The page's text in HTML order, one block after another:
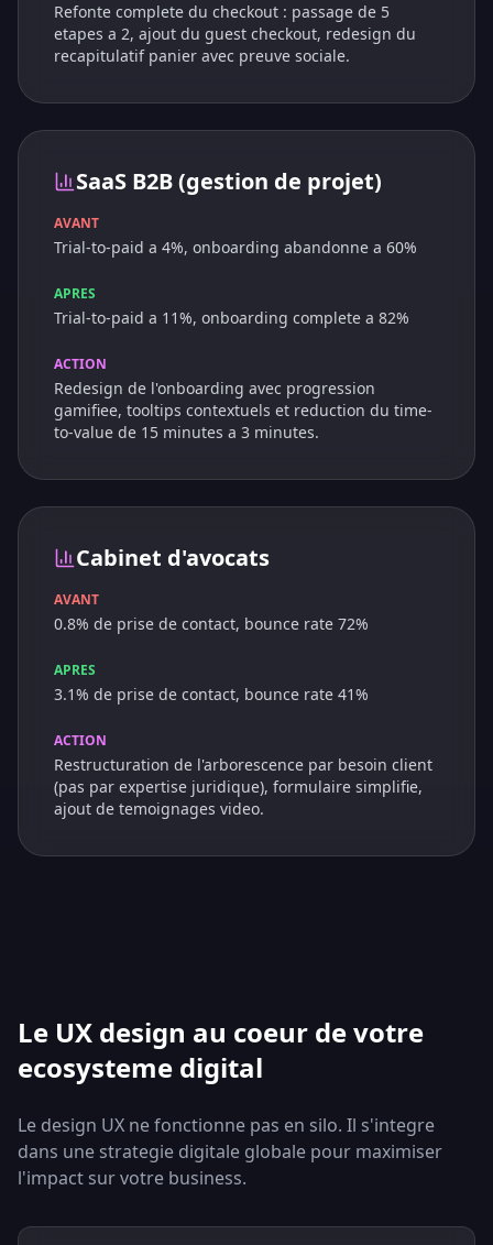
Refonte complete du checkout : passage de 5
etapes a 2, ajout du guest checkout, redesign du
recapitulatif panier avec preuve sociale.
SaaS B2B (gestion de projet)
AVANT
Trial-to-paid a 4%, onboarding abandonne a 60%
APRES
Trial-to-paid a 11%, onboarding complete a 82%
ACTION
Redesign de l'onboarding avec progression
gamifiee, tooltips contextuels et reduction du time-
to-value de 15 minutes a 3 minutes.
Cabinet d'avocats
AVANT
0.8% de prise de contact, bounce rate 72%
APRES
3.1% de prise de contact, bounce rate 41%
ACTION
Restructuration de l'arborescence par besoin client
(pas par expertise juridique), formulaire simplifie,
ajout de temoignages video.
Le UX design au coeur de votre
ecosysteme digital
Le design UX ne fonctionne pas en silo. Il s'integre
dans une strategie digitale globale pour maximiser
l'impact sur votre business.